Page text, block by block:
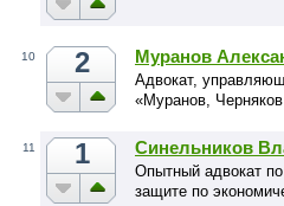
10 2 Муранов
Адвокат,
«Муранов,
11 1 Синельников
Опытный адвокат
защите по